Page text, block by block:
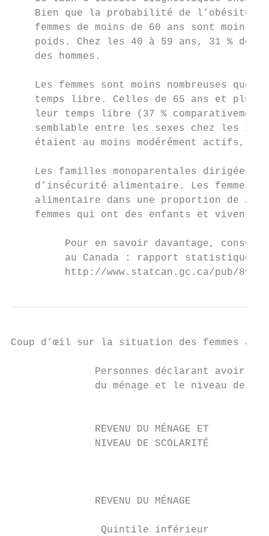
Bien que la probabilité de l’obésité
femmes de moins de 60 ans sont moins
poids. Chez les 40 à 59 ans, 31 % des
    des hommes.
Les femmes sont moins nombreuses que
temps libre. Celles de 65 ans et plus
leur temps libre (37 %
semblable entre les sexes chez les 12
étaient au moins modérément actifs,
Les familles monoparentales dirigées
d’insécurité alimentaire. Les femmes
alimentaire dans une proportion de 23
femmes qui ont des enfants et vivent
Pour en savoir davantage,
au Canada : rapport statistique
http://www.statcan.gc.ca/pub/89-
Coup d’œil sur la situation des
Personnes déclarant avoir
du ménage et le niveau de
REVENU DU MÉNAGE ET
NIVEAU DE SCOLARITÉ
              REVENU DU MÉNAGE
Quintile inférieur